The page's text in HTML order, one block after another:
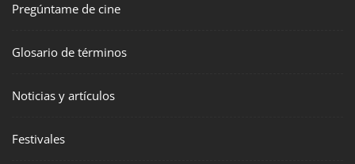
Pregúntame de cine
Glosario de términos
Noticias y artículos
Festivales